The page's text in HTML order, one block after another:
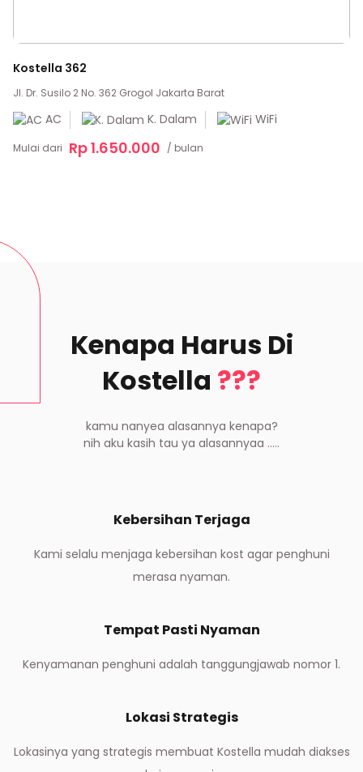
Kostella 362
Jl. Dr. Susilo 2 No. 362 Grogol Jakarta Barat
AC K. Dalam WiFi
Mulai dari Rp 1.650.000 / bulan
Kenapa Harus Di
Kostella ???
kamu nanyea alasannya kenapa?
nih aku kasih tau ya alasannyaa .....
Kebersihan Terjaga
Kami selalu menjaga kebersihan kost agar penghuni
merasa nyaman.
Tempat Pasti Nyaman
Kenyamanan penghuni adalah tanggungjawab nomor 1.
Lokasi Strategis
Lokasinya yang strategis membuat Kostella mudah diakses